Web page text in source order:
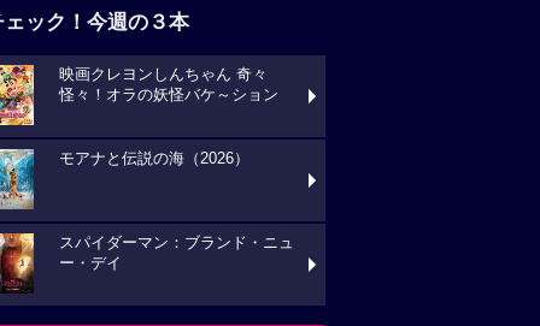
ェック！今週の３本
映画クレヨンしんちゃん 奇々
怪々！オラの妖怪バケ～ション
モアナと伝説の海（2026）
スパイダーマン：ブランド・ニュ
ー・デイ